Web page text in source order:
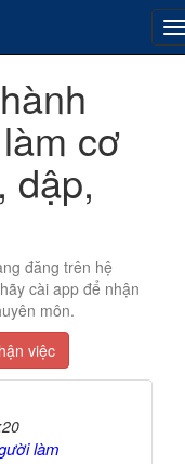
cơ
dập,
đăng trên hệ
cài app để nhận
môn.
việc
làm